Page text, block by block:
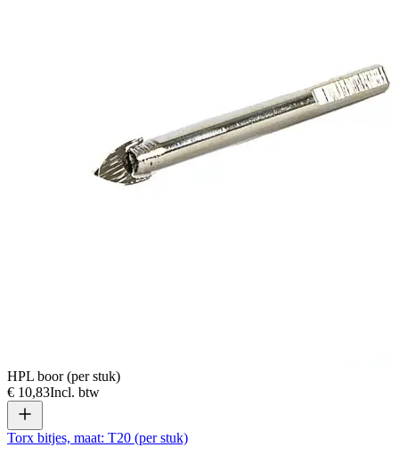
HPL boor (per stuk)
€ 10,83Incl. btw
Torx bitjes, maat: T20 (per stuk)